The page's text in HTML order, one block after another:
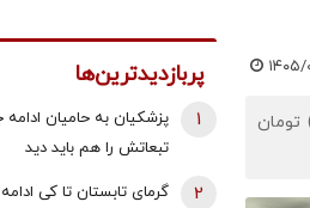
۱۷:۱۰
و هفتاد) تومان
پربازدیدترین‌ها
پزشکیان به حامیان
تبعاتش را هم باید دید
1
2